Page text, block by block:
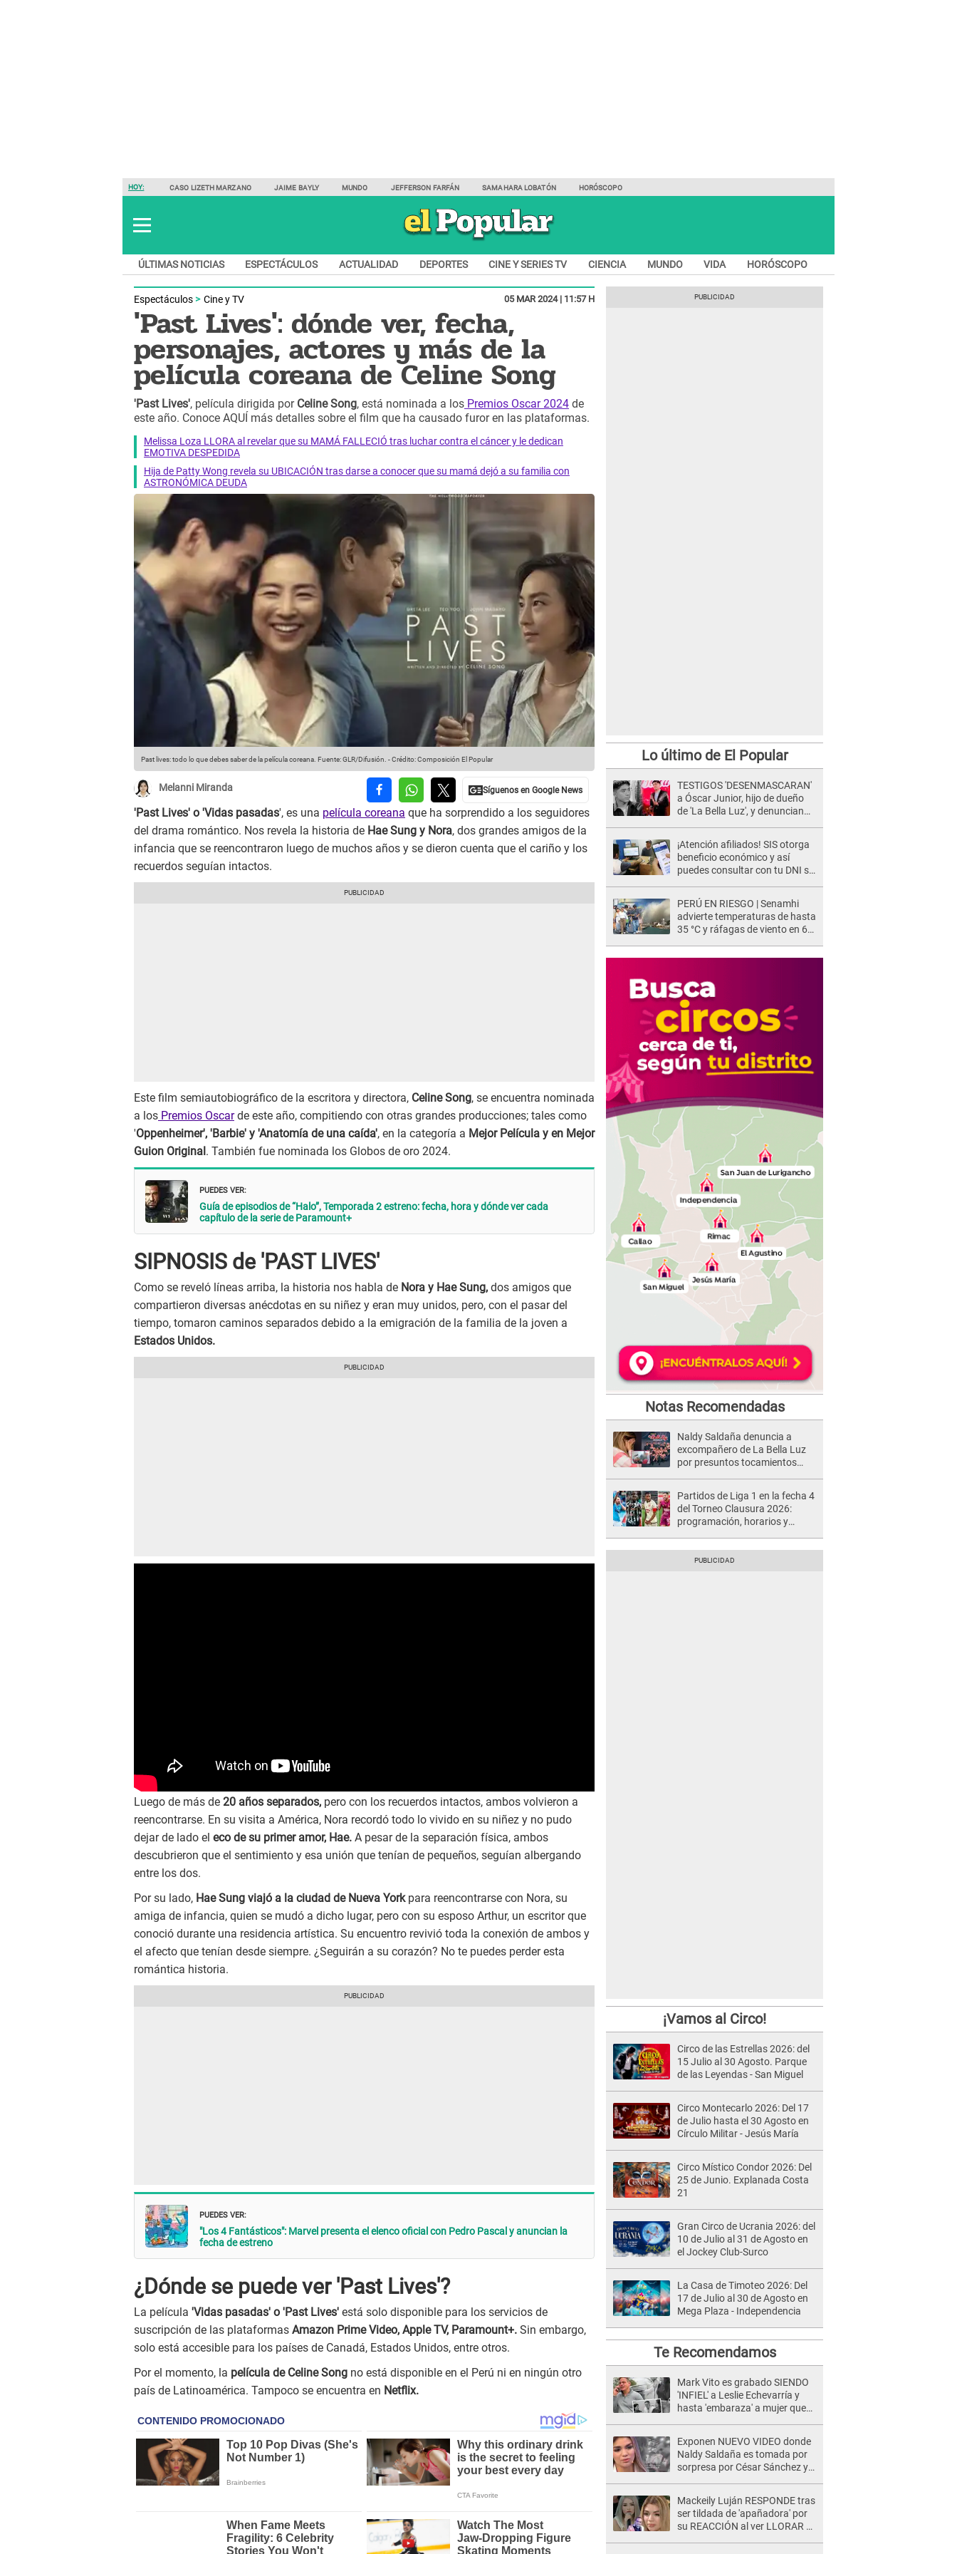
HOY: CASO LIZETH MARZANO JAIME BAYLY MUNDO JEFFERSON FARFÁN SAMAHARA LOBATÓN HORÓSCOPO
ÚLTIMAS NOTICIAS ESPECTÁCULOS ACTUALIDAD DEPORTES CINE Y SERIES TV CIENCIA MUNDO VIDA HORÓSCOPO
Espectáculos Cine y TV 05 MAR 2024 | 11:57 H
'Past Lives': dónde ver, fecha,
personajes, actores y más de la
película coreana de Celine Song
'Past Lives', película dirigida por Celine Song, está nominada a los Premios Oscar 2024 de
este año. Conoce AQUÍ más detalles sobre el film que ha causado furor en las plataformas.
Melissa Loza LLORA al revelar que su MAMÁ FALLECIÓ tras luchar contra el cáncer y le dedican
EMOTIVA DESPEDIDA
Hija de Patty Wong revela su UBICACIÓN tras darse a conocer que su mamá dejó a su familia con
ASTRONÓMICA DEUDA
Past lives: todo lo que debes saber de la película coreana. Fuente: GLR/Difusión. -Crédito: Composición El Popular
Melanni Miranda
'Past Lives' o 'Vidas pasadas', es una película coreana que ha sorprendido a los seguidores
del drama romántico. Nos revela la historia de Hae Sung y Nora, dos grandes amigos de la
infancia que se reencontraron luego de muchos años y se dieron cuenta que el cariño y los
recuerdos seguían intactos.
Este film semiautobiográfico de la escritora y directora, Celine Song, se encuentra nominada
a los Premios Oscarde este año, compitiendo con otras grandes producciones; tales como
'Oppenheimer', 'Barbie' y 'Anatomía de una caída', en la categoría a Mejor Película y en Mejor
Guion Original . También fue nominada los Globos de oro 2024.
PUEDES VER:
Guía de episodios de “Halo”, Temporada 2 estreno: fecha, hora y dónde ver cada
capítulo de la serie de Paramount+
SIPNOSIS de 'PAST LIVES'
Como se reveló líneas arriba, la historia nos habla de Nora y Hae Sung, dos amigos que
compartieron diversas anécdotas en su niñez y eran muy unidos, pero, con el pasar del
tiempo, tomaron caminos separados debido a la emigración de la familia de la joven a
Estados Unidos.
Luego de más de 20 años separados, pero con los recuerdos intactos, ambos volvieron a
reencontrarse. En su visita a América, Nora recordó todo lo vivido en su niñez y no pudo
dejar de lado el eco de su primer amor, Hae. A pesar de la separación física, ambos
descubrieron que el sentimiento y esa unión que tenían de pequeños, seguían albergando
entre los dos.
Por su lado, Hae Sung viajó a la ciudad de Nueva Yorkpara reencontrarse con Nora, su
amiga de infancia, quien se mudó a dicho lugar, pero con su esposo Arthur, un escritor que
conoció durante una residencia artística. Su encuentro revivió toda la conexión de ambos y
el afecto que tenían desde siempre. ¿Seguirán a su corazón? No te puedes perder esta
romántica historia.
PUEDES VER:
"Los 4 Fantásticos": Marvel presenta el elenco oficial con Pedro Pascal y anuncian la
fecha de estreno
¿Dónde se puede ver 'Past Lives'?
La película 'Vidas pasadas' o 'Past Lives' está solo disponible para los servicios de
suscripción de las plataformas Amazon Prime Video, Apple TV, Paramount+. Sin embargo,
solo está accesible para los países de Canadá, Estados Unidos, entre otros.
Por el momento, la película de Celine Song no está disponible en el Perú ni en ningún otro
país de Latinoamérica. Tampoco se encuentra en Netflix.
Lo último de El Popular
TESTIGOS 'DESENMASCARAN'
a Óscar Junior, hijo de dueño
de 'La Bella Luz', y denuncian
¡Atención afiliados! SIS otorga
beneficio económico y así
puedes consultar con tu DNI si
PERÚ EN RIESGO | Senamhi
advierte temperaturas de hasta
35 °C y ráfagas de viento en 6
Notas Recomendadas
Naldy Saldaña denuncia a
excompañero de La Bella Luz
por presuntos tocamientos
Partidos de Liga 1 en la fecha 4
del Torneo Clausura 2026:
programación, horarios y
¡Vamos al Circo!
Circo de las Estrellas 2026: del
15 Julio al 30 Agosto. Parque
de las Leyendas - San Miguel
Circo Montecarlo 2026: Del 17
de Julio hasta el 30 Agosto en
Círculo Militar - Jesús María
Circo Místico Condor 2026: Del
25 de Junio. Explanada Costa
21
Gran Circo de Ucrania 2026: del
10 de Julio al 31 de Agosto en
el Jockey Club-Surco
La Casa de Timoteo 2026: Del
17 de Julio al 30 de Agosto en
Mega Plaza - Independencia
Te Recomendamos
Mark Vito es grabado SIENDO
'INFIEL' a Leslie Echevarría y
hasta 'embaraza' a mujer que
Exponen NUEVO VIDEO donde
Naldy Saldaña es tomada por
sorpresa por César Sánchez y
Mackeily Luján RESPONDE tras
ser tildada de 'apañadora' por
su REACCIÓN al ver LLORAR a